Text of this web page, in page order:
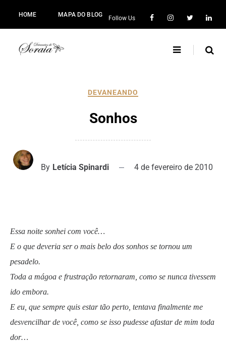
HOME MAPA DO BLOG
Follow Us
DEVANEANDO
Sonhos
By Letícia Spinardi 4 de fevereiro de 2010
Essa noite sonhei com você…
E o que deveria ser o mais belo dos sonhos se tornou um
pesadelo.
Toda a mágoa e frustração retornaram, como se nunca tivessem
ido embora.
E eu, que sempre quis estar tão perto, tentava finalmente me
desvencilhar de você, como se isso pudesse afastar de mim toda
dor…